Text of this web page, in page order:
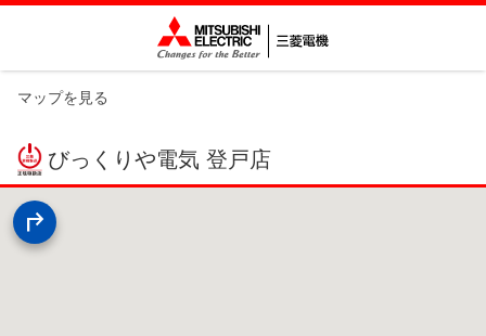
マップを見る
びっくりや電気 登戸店